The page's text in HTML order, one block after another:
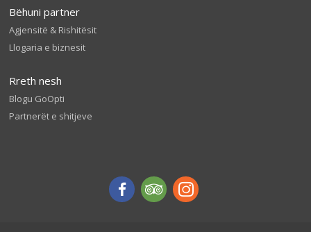
Bëhuni partner
Agjensitë & Rishitësit
Llogaria e biznesit
Rreth nesh
Blogu GoOpti
Partnerët e shitjeve